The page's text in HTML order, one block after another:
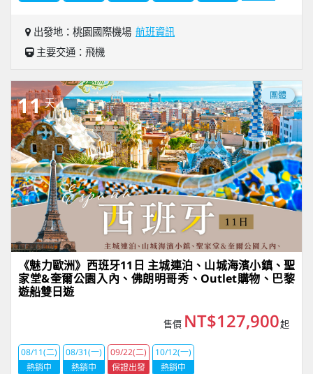
出發地：桃園國際機場 航班資訊
主要交通：飛機
11 天
團體
《魅力歐洲》西班牙11日 主城連泊、山城海濱小鎮、聖
家堂&奎爾公園入內、佛朗明哥秀、Outlet購物、巴黎
遊船雙日遊
售價 NT$127,900起
08/11(二)
熱銷中
08/31(一)
熱銷中
09/22(二)
保證出發
10/12(一)
熱銷中